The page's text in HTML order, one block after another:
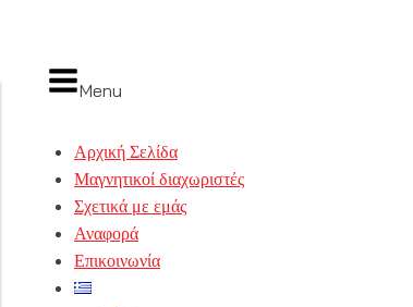
Menu
Αρχική Σελίδα
Μαγνητικοί διαχωριστές
Σχετικά με εμάς
Αναφορά
Επικοινωνία